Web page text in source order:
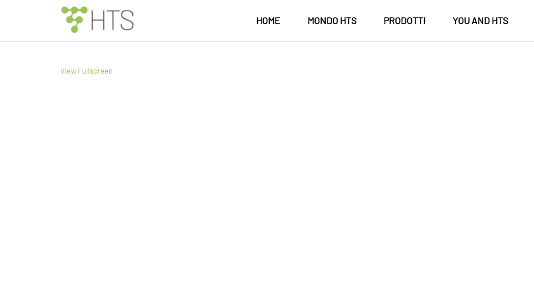
HOME MONDO HTS PRODOTTI YOU AND HTS
View Fullscreen